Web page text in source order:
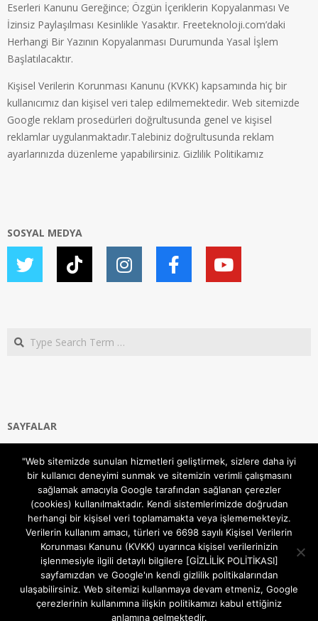
Eserleri Kanunu Gereğince; Özgün İçeriklerin Kopyalanması Ve
İzinsiz Paylaşılması Kesinlikle Yasaktır. Freeteknoloji.com’daki
Herhangi Bir Yazının Kopyalanması Durumunda Yasal İşlem
Başlatılacaktır.
Kişisel Verilerin Korunması Kanunu (KVKK) kapsamında hiç bir
kullanıcımız dan kişisel veri talep edilmemektedir. Web sitemizde
Google reklam prosedürleri doğrultusunda genel ve kişisel
reklamlar uygulanmaktadır.Talebiniz doğrultusunda reklam
ayarlarınızda düzenleme yapabilirsiniz. Gizlilik Politikamız
SOSYAL MEDYA
Search
SAYFALAR
Gizlilik ve Çerezler (Cookies) Politikası
Hakkımızda
İletişim Kanalları
MODEM KURULUM
TEKNİK DESTEK
TELEVİZYON SİSTEMLERİ
"Web sitemizde sunulan hizmetleri geliştirmek, sizlere daha iyi
bir kullanıcı deneyimi sunmak ve sitemizin verimli çalışmasını
sağlamak amacıyla Google tarafından sağlanan çerezler
(cookies) kullanılmaktadır. Kendi sistemlerimizde doğrudan
herhangi bir kişisel veri toplamamakta veya işlememekteyiz.
Verilerin kullanım amacı, türleri ve 6698 sayılı Kişisel Verilerin
Korunması Kanunu (KVKK) uyarınca kişisel verilerinizin
işlenmesiyle ilgili detaylı bilgilere [GİZLİLİK POLİTİKASI]
sayfamızdan ve Google'ın kendi gizlilik politikalarından
ulaşabilirsiniz. Web sitemizi kullanmaya devam etmeniz, Google
çerezlerinin kullanımına ilişkin politikamızı kabul ettiğiniz
anlamına gelmektedir.